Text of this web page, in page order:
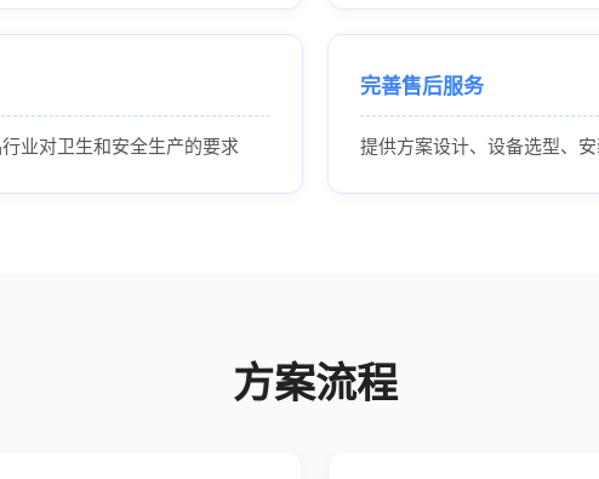
业对卫生和安全生产的要求
完善售后服务
提供方案设计、设备选型、
方案流程